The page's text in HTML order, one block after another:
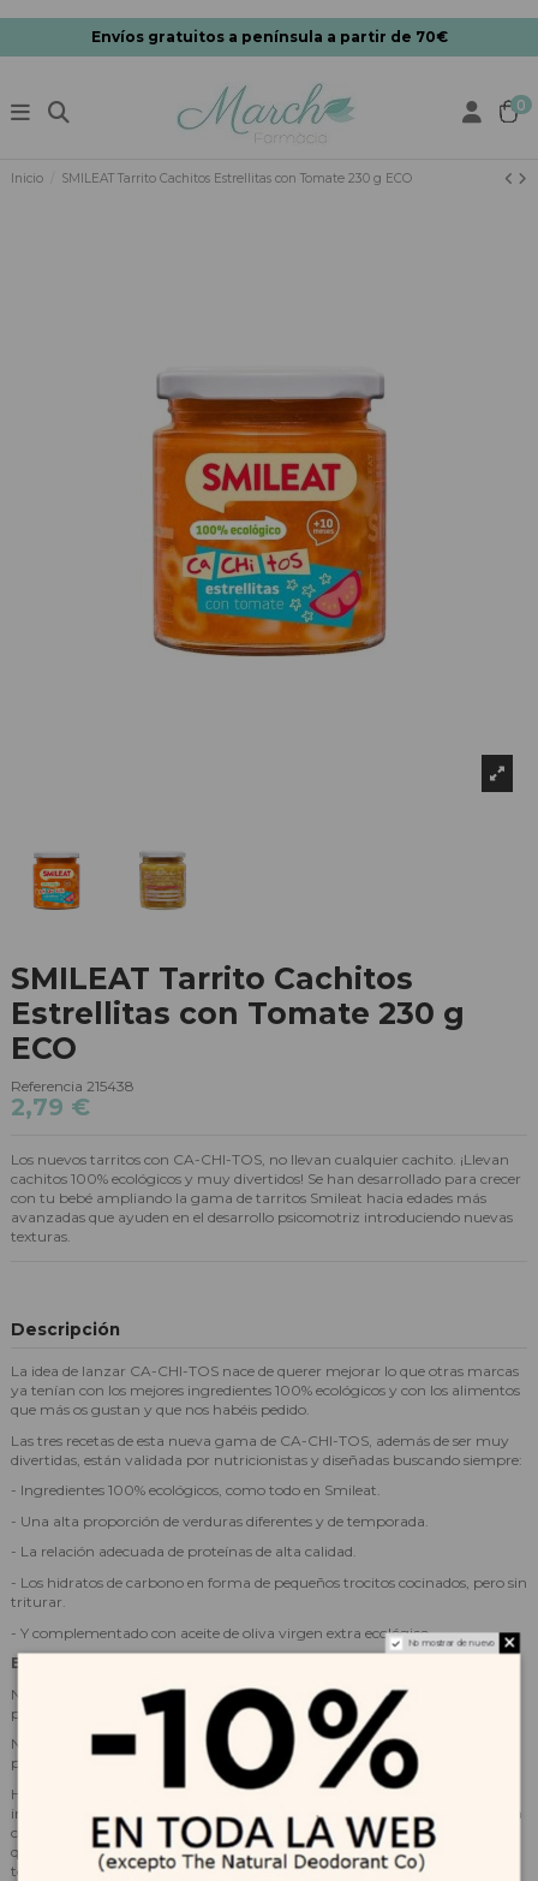
Envíos gratuitos a península a partir de 70€
0
Inicio SMILEAT Tarrito Cachitos Estrellitas con Tomate 230 g ECO
SMILEAT Tarrito Cachitos
Estrellitas con Tomate 230 g
ECO
Referencia 215438
2,79 €
Los nuevos tarritos con CA-CHI-TOS, no llevan cualquier cachito. ¡Llevan
cachitos 100% ecológicos y muy divertidos! Se han desarrollado para crecer
con tu bebé ampliando la gama de tarritos Smileat hacia edades más
avanzadas que ayuden en el desarrollo psicomotriz introduciendo nuevas
texturas.
Descripción
La idea de lanzar CA-CHI-TOS nace de querer mejorar lo que otras marcas
ya tenían con los mejores ingredientes 100% ecológicos y con los alimentos
que más os gustan y que nos habéis pedido.
Las tres recetas de esta nueva gama de CA-CHI-TOS, además de ser muy
divertidas, están validada por nutricionistas y diseñadas buscando siempre:
- Ingredientes 100% ecológicos, como todo en Smileat.
- Una alta proporción de verduras diferentes y de temporada.
- La relación adecuada de proteínas de alta calidad.
- Los hidratos de carbono en forma de pequeños trocitos cocinados, pero sin
triturar.
- Y complementado con aceite de oliva virgen extra ecológico.
El secreto de esta receta
Nuestra tercera receta de pasta de estrellitas con tomate, no podía faltar
porque a ellos les encanta, tanto como a nosotros.
Nuestro plato novedoso de pasta con tomate y ternera, es un plato de
pasta, pero completamente diferente.
Hemos aprovechado algo que a ellos les encanta como la pasta para
introducir muchas y nuevas verduras, un poquito de carne de ternera para
completar el sabor y el aporte proteico y una pasta en forma de estrellitas
que además de divertida es muy nutritiva porque está compuesta de
tomate y espinacas.
No mostrar de nuevo